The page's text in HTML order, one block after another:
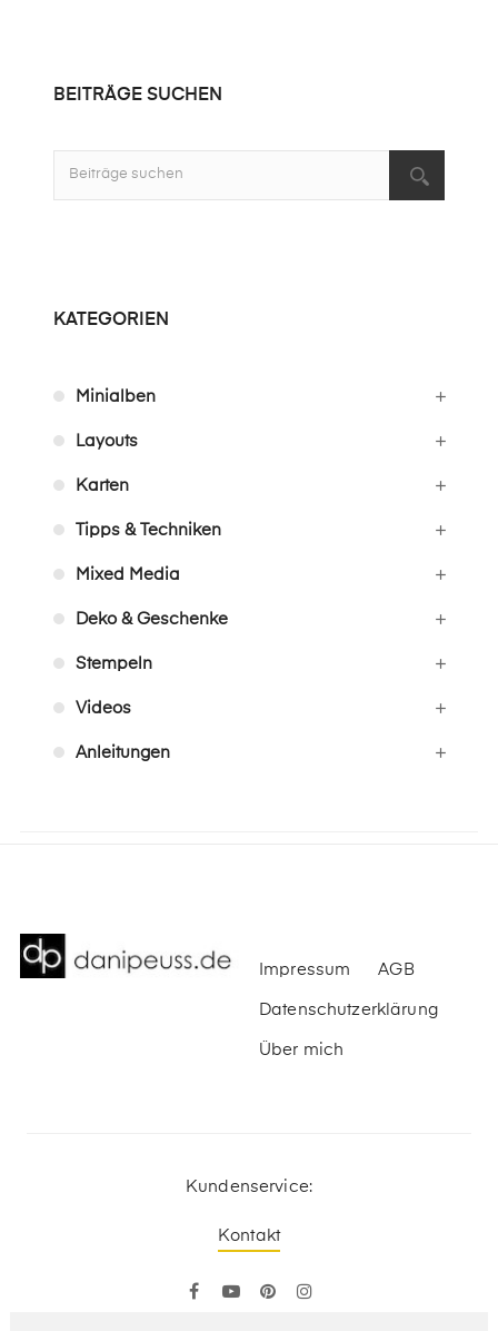
BEITRÄGE SUCHEN
KATEGORIEN
Minialben
Layouts
Karten
Tipps & Techniken
Mixed Media
Deko & Geschenke
Stempeln
Videos
Anleitungen
Impressum AGB
Datenschutzerklärung
Über mich
Kundenservice:
Kontakt
FacebookYouTubePinterest